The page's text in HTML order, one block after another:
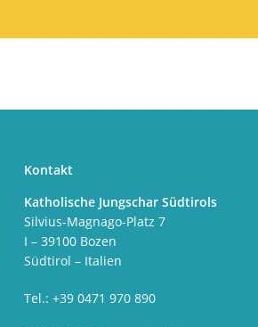
Kontakt
Katholische Jungschar Südtirols
Silvius-Magnago-Platz 7
I – 39100 Bozen
Südtirol – Italien
Tel.: +39 0471 970 890